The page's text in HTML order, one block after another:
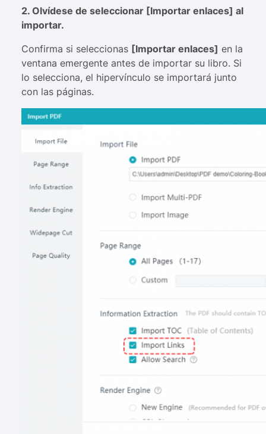
2. Olvídese de seleccionar [Importar enlaces] al
importar.
Confirma si seleccionas [Importar enlaces] en la
ventana emergente antes de importar su libro. Si
lo selecciona, el hipervínculo se importará junto
con las páginas.